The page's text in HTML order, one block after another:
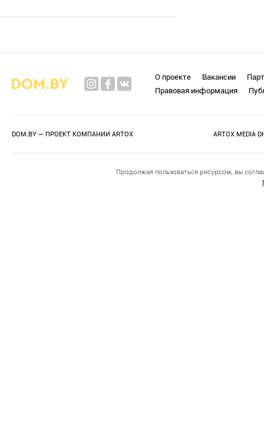
О проекте Вакансии
Правовая информация
DOM.BY — ПРОЕКТ КОМПАНИИ ARTOX ARTOX MEDIA
Продолжая пользоваться ресурсом, вы